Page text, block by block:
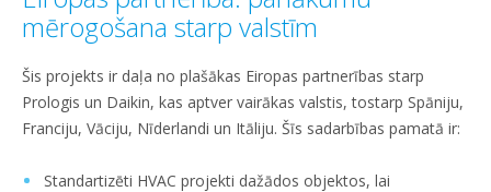
mērogošana starp valstīm
Šis projekts ir daļa no plašākas Eiropas partnerības starp
Prologis un Daikin, kas aptver vairākas valstis, tostarp Spāniju,
Franciju, Vāciju, Nīderlandi un Itāliju. Šīs sadarbības pamatā ir:
Standartizēti HVAC projekti dažādos objektos, lai